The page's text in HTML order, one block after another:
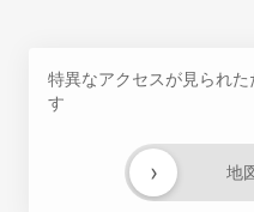
特異なアクセスが見られ
す
地
›